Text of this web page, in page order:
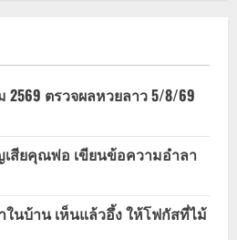
ตรวจผลหวยลาว 5/8/69
สียคุณพ่อ เขียนข้อความอำลา
ในบ้าน เห็นแล้วอึ้ง ให้โฟกัสที่ไม้